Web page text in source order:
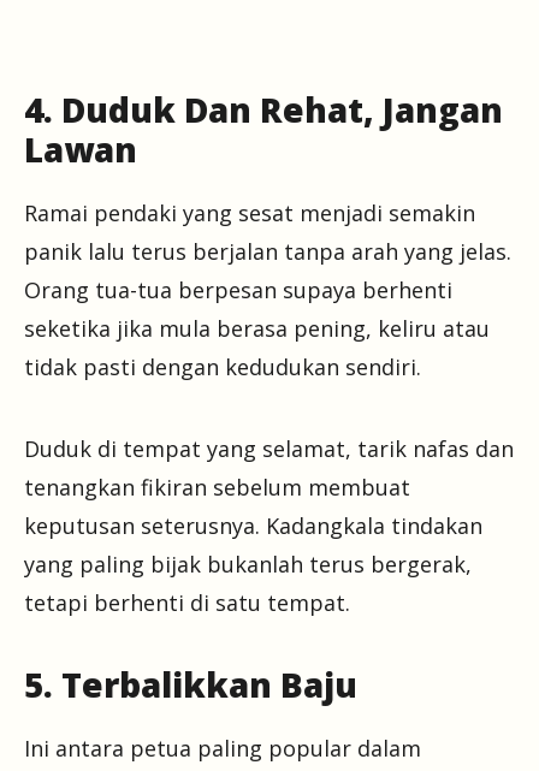
4. Duduk Dan Rehat, Jangan
Lawan
Ramai pendaki yang sesat menjadi semakin
panik lalu terus berjalan tanpa arah yang jelas.
Orang tua-tua berpesan supaya berhenti
seketika jika mula berasa pening, keliru atau
tidak pasti dengan kedudukan sendiri.
Duduk di tempat yang selamat, tarik nafas dan
tenangkan fikiran sebelum membuat
keputusan seterusnya. Kadangkala tindakan
yang paling bijak bukanlah terus bergerak,
tetapi berhenti di satu tempat.
5. Terbalikkan Baju
Ini antara petua paling popular dalam